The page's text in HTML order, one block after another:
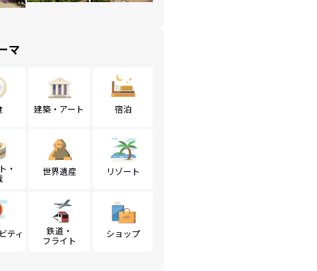
マ
建築・アート 宿泊
・
世界遺産 リゾート
ティ
鉄道・
フライト
ショップ